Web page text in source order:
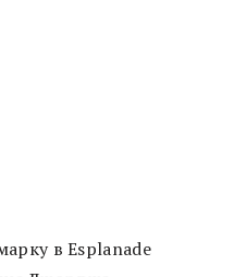
в Esplanade